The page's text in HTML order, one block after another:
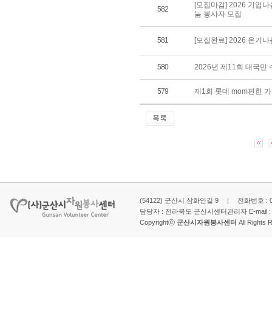
582
[모집마감] 2026 기업
눔 봉사자 모집
581 [모집완료] 2026 온기
580 2026년 제11회 대국민
579 제1회 롯데 mom편한
(54122) 군산시 삼화안길 9 | 전화번호 :
담당자 : 전라북도 군산시센터관리자 E-mail :
Copyrightⓒ 군산시자원봉사센터 All Rights